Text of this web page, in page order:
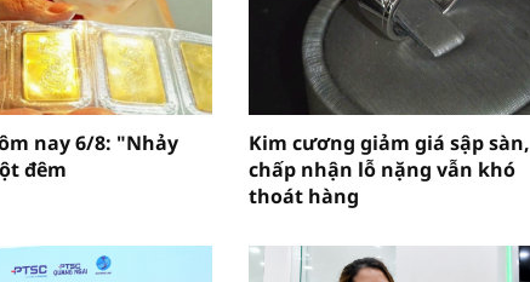
nay 6/8: "Nhảy
đêm
Kim cương giảm giá sập sàn,
chấp nhận lỗ nặng vẫn khó
thoát hàng